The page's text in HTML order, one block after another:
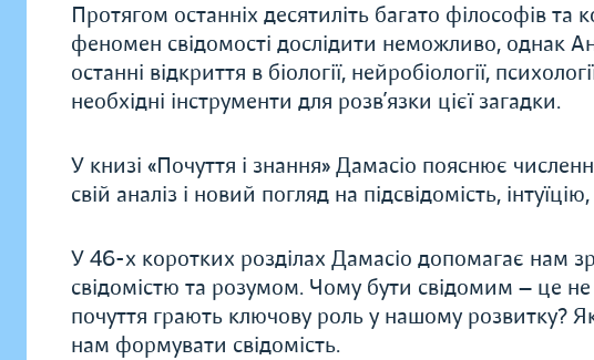
Протягом останніх десятиліть багато філософів та
феномен свідомості дослідити неможливо, однак
останні відкриття в біології, нейробіології,
необхідні інструменти для розв’язки цієї загадки.
У книзі «Почуття і знання» Дамасіо пояснює
свій аналіз і новий погляд на підсвідомість,
У 46-х коротких розділах Дамасіо допомагає нам
свідомістю та розумом. Чому бути свідомим — це
почуття грають ключову роль у нашому розвитку?
нам формувати свідомість.